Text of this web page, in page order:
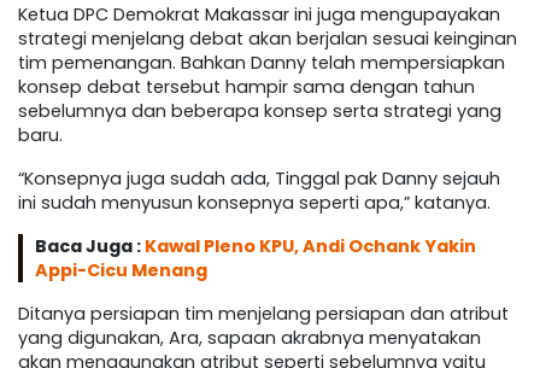
Ketua DPC Demokrat Makassar ini juga mengupayakan
strategi menjelang debat akan berjalan sesuai keinginan
tim pemenangan. Bahkan Danny telah mempersiapkan
konsep debat tersebut hampir sama dengan tahun
sebelumnya dan beberapa konsep serta strategi yang
baru.
“Konsepnya juga sudah ada, Tinggal pak Danny sejauh
ini sudah menyusun konsepnya seperti apa,” katanya.
Baca Juga : Kawal Pleno KPU, Andi Ochank Yakin
Appi-Cicu Menang
Ditanya persiapan tim menjelang persiapan dan atribut
yang digunakan, Ara, sapaan akrabnya menyatakan
akan menggunakan atribut seperti sebelumnya yaitu